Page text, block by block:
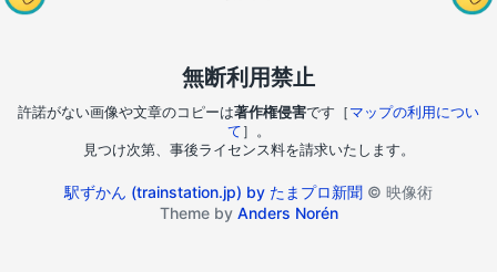
無断利用禁止
許諾がない画像や文章のコピーは著作権侵害です［ マップの利用につい
て ］。
見つけ次第、事後ライセンス料を請求いたします。
駅ずかん (trainstation.jp) by たまプロ新聞 © 映像術
Theme by Anders Norén